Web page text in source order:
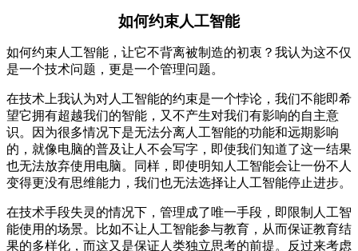
如何约束人工智能
如何约束人工智能，让它不背离被制造的初衷？我认为这不仅
是一个技术问题，更是一个管理问题。
在技术上我认为对人工智能的约束是一个悖论，我们不能即希
望它拥有超越我们的智能，又不产生对我们有影响的自主意
识。因为很多情况下是无法分离人工智能的功能和远期影响
的，就像电脑的普及让人不会写字，即使我们知道了这一结果
也无法放弃使用电脑。同样，即使明知人工智能会让一份不人
变得更没有思维能力，我们也无法选择让人工智能停止进步。
在技术手段失灵的情况下，管理成了唯一手段，即限制人工智
能使用的场景。比如不让人工智能参与教育，从而保证教育结
果的多样化，而这又是保证人类独立思考的前提。反过来考虑